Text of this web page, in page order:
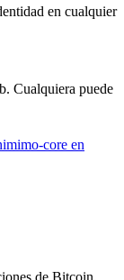
en cualquier
Cualquiera puede
core en
de Bitcoin,